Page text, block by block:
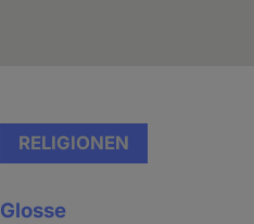
RELIGIONEN
Glosse